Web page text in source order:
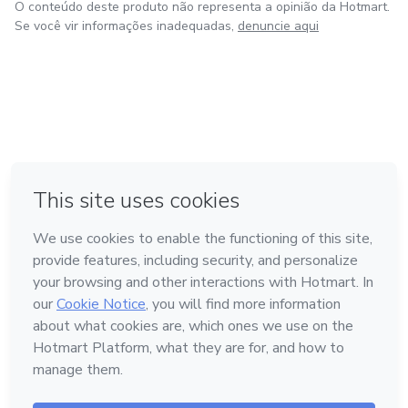
O conteúdo deste produto não representa a opinião da Hotmart.
Se você vir informações inadequadas, denuncie aqui
Feito com ❤ em Bogotá
Conheça a Hotmart
Idioma
Português